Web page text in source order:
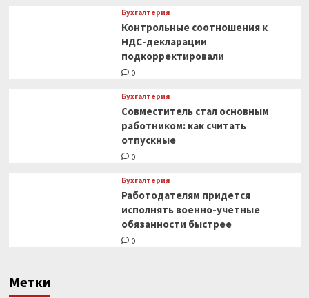
Бухгалтерия
Контрольные соотношения к
НДС-декларации
подкорректировали
0
Бухгалтерия
Совместитель стал основным
работником: как считать
отпускные
0
Бухгалтерия
Работодателям придется
исполнять военно-учетные
обязанности быстрее
0
Метки